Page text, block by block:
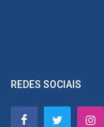
REDES SOCIAIS